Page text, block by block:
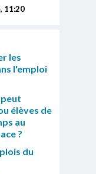
11:20
les
l'emploi
élèves de
au
?
du